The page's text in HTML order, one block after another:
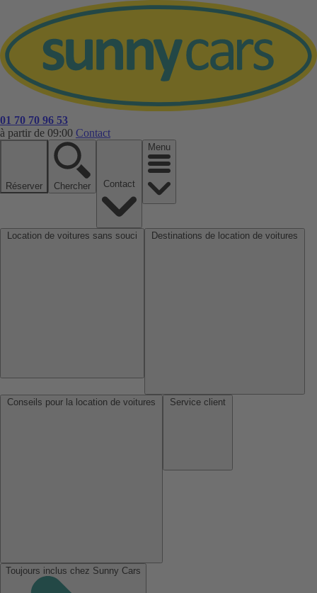
01 70 70 96 53
à partir de 09:00 Contact
Réserver Chercher
Menu
Toujours inclus chez Sunny Cars